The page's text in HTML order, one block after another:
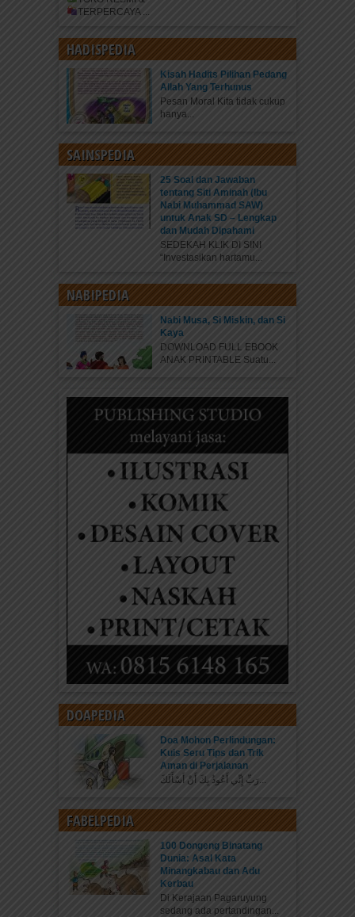
TERPERCAYA ...
HADISPEDIA
Kisah Hadits Pilihan Pedang
Allah Yang Terhunus
Pesan Moral Kita tidak cukup
hanya...
SAINSPEDIA
25 Soal dan Jawaban
tentang Siti Aminah (Ibu
Nabi Muhammad SAW)
untuk Anak SD – Lengkap
dan Mudah Dipahami
SEDEKAH KLIK DI SINI
“Investasikan hartamu...
NABIPEDIA
Nabi Musa, Si Miskin, dan Si
Kaya
DOWNLOAD FULL EBOOK
ANAK PRINTABLE Suatu...
DOAPEDIA
Doa Mohon Perlindungan:
Kuis Seru Tips dan Trik
Aman di Perjalanan
رَبِّ إِنِّي أَعُوذُ بِكَ أَنْ أَسْأَلَكَ...
FABELPEDIA
100 Dongeng Binatang
Dunia: Asal Kata
Minangkabau dan Adu
Kerbau
Di Kerajaan Pagaruyung
sedang ada pertandingan...